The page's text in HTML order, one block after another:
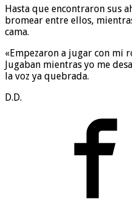
Hasta que encontraron sus
bromear entre ellos,
cama.
«Empezaron a jugar con mi
Jugaban mientras yo me
la voz ya quebrada.
D.D.